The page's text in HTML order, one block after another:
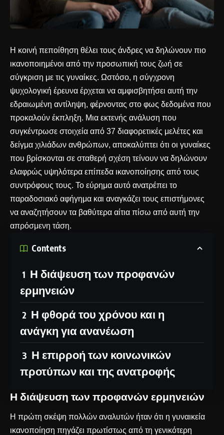
Η κοινή πεποίθηση θέλει τους άνδρες να δηλώνουν πιο
ικανοποιημένοι από την προσωπική τους ζωή σε
σύγκριση με τις γυναίκες. Ωστόσο, η σύγχρονη
ψυχολογική έρευνα έρχεται να αμφισβητήσει αυτή την
εδραιωμένη αντίληψη, φέρνοντας στο φως δεδομένα που
προκαλούν έκπληξη. Μια εκτενής ανάλυση που
συγκέντρωσε στοιχεία από 37 διαφορετικές μελέτες και
δείγμα χιλιάδων ανθρώπων, αποκαλύπτει ότι οι γυναίκες
που βρίσκονται σε σταθερή σχέση τείνουν να δηλώνουν
ελαφρώς υψηλότερα επίπεδα ικανοποίησης από τους
συντρόφους τους. Το εύρημα αυτό ανατρέπει το
παραδοσιακό αφήγημα και αναγκάζει τους επιστήμονες
να αναζητήσουν τα βαθύτερα αίτια πίσω από αυτή την
απρόσμενη τάση.
Contents
Η διάψευση των προφανών
ερμηνειών
Η φθορά του χρόνου και η
ανάγκη για ανανέωση
Η επιρροή των κοινωνικών
προτύπων και της ανατροφής
Η διάψευση των προφανών ερμηνειών
Η πρώτη σκέψη πολλών αναλυτών ήταν ότι η γυναικεία
ικανοποίηση πηγάζει πρωτίστως από τη γενικότερη